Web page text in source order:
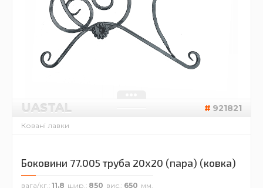
UASTAL 921821
Ковані лавки
Боковини 77.005 труба 20х20 (пара) (ковка)
вага/кг. 11.8 шир. 850 вис. 650